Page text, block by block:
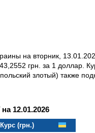
на вторник,
грн. за 1 доллар.
злотый) также
12.01.2026
Курс (грн.)